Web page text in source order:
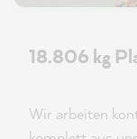
18.806 kg
Wir arbeiten